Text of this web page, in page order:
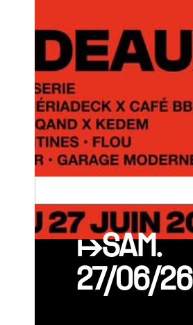
↦SAM.
27/06/26